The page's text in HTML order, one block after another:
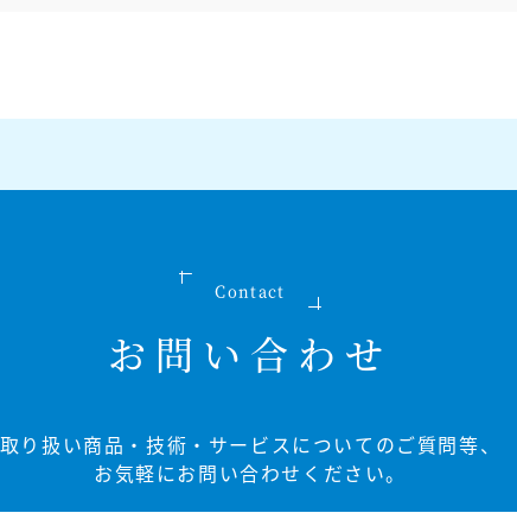
Contact
お問い合わせ
取り扱い商品・技術・サービスについてのご質問等、
お気軽にお問い合わせください。